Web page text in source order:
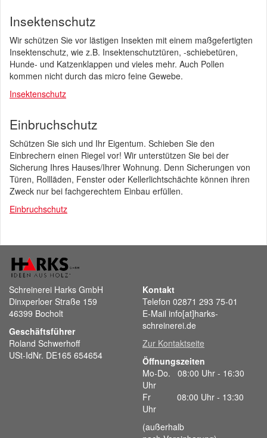
Insektenschutz
Wir schützen Sie vor lästigen Insekten mit einem maßgefertigten
Insektenschutz, wie z.B. Insektenschutztüren, -schiebetüren,
Hunde- und Katzenklappen und vieles mehr. Auch Pollen
kommen nicht durch das micro feine Gewebe.
Insektenschutz
Einbruchschutz
Schützen Sie sich und Ihr Eigentum. Schieben Sie den
Einbrechern einen Riegel vor! Wir unterstützen Sie bei der
Sicherung Ihres Hauses/Ihrer Wohnung. Denn Sicherungen von
Türen, Rollläden, Fenster oder Kellerlichtschächte können ihren
Zweck nur bei fachgerechtem Einbau erfüllen.
Einbruchschutz
Schreinerei Harks GmbH
Dinxperloer Straße 159
46399 Bocholt
Geschäftsführer
Roland Schwerhoff
USt-IdNr. DE165 654654
Kontakt
Telefon 02871 293 75-01
E-Mail info[at]harks-
schreinerei.de
Zur Kontaktseite
Öffnungszeiten
Mo-Do. 08:00 Uhr - 16:30
Uhr
Fr 08:00 Uhr - 13:30
Uhr
(außerhalb